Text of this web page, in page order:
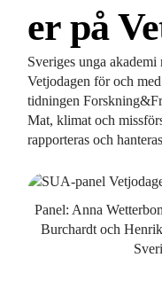
er på
Sveriges unga
Vetjodagen för och
tidningen
Mat, klimat och
rapporteras och
Panel: Anna
Burchardt och